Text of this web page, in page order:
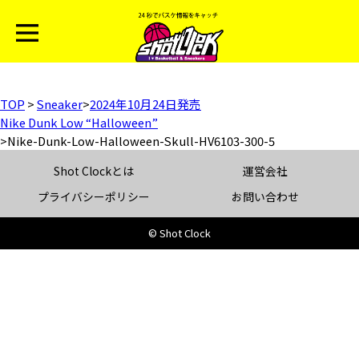
TOP >Sneaker>2024年10月24日発売
Nike Dunk Low “Halloween”
>Nike-Dunk-Low-Halloween-Skull-HV6103-300-5
Shot Clockとは
運営会社
プライバシーポリシー
お問い合わせ
© Shot Clock